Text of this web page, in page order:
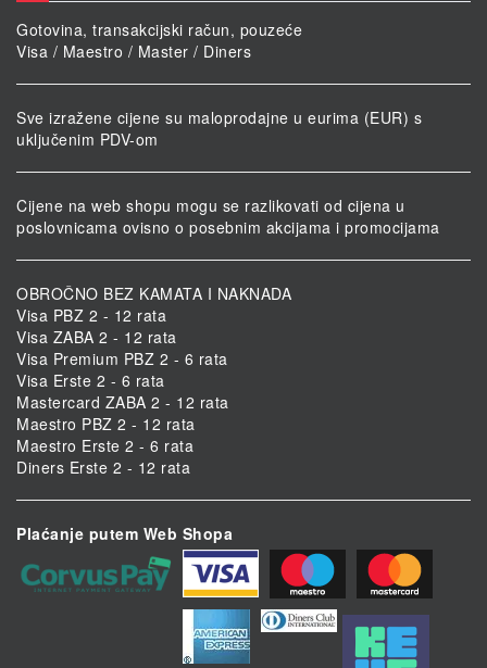
Gotovina, transakcijski račun, pouzeće
Visa / Maestro / Master / Diners
Sve izražene cijene su maloprodajne u eurima (EUR) s
uključenim PDV-om
Cijene na web shopu mogu se razlikovati od cijena u
poslovnicama ovisno o posebnim akcijama i promocijama
OBROČNO BEZ KAMATA I NAKNADA
Visa PBZ 2 - 12 rata
Visa ZABA 2 - 12 rata
Visa Premium PBZ 2 - 6 rata
Visa Erste 2 - 6 rata
Mastercard ZABA 2 - 12 rata
Maestro PBZ 2 - 12 rata
Maestro Erste 2 - 6 rata
Diners Erste 2 - 12 rata
Plaćanje putem Web Shopa